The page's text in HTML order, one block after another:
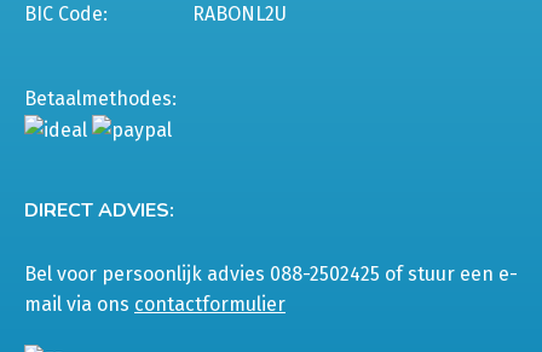
BIC Code:
RABONL2U
Betaalmethodes:
DIRECT ADVIES:
Bel voor persoonlijk advies 088-2502425 of stuur een e-
mail via ons contactformulier